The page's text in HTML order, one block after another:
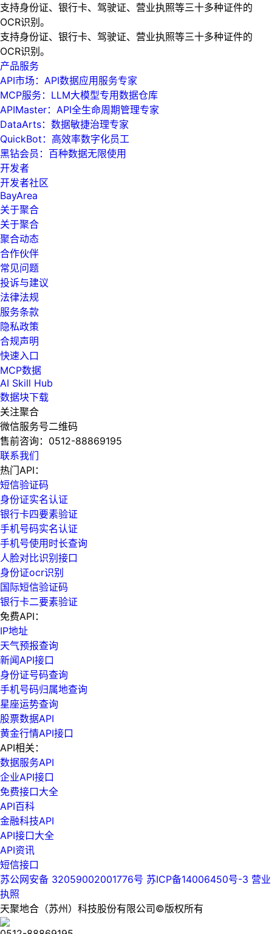
支持身份证、银行卡、驾驶证、营业执照等三十多种证件的
OCR识别。
支持身份证、银行卡、驾驶证、营业执照等三十多种证件的
OCR识别。
产品服务
API市场：API数据应用服务专家
MCP服务：LLM大模型专用数据仓库
APIMaster：API全生命周期管理专家
DataArts：数据敏捷治理专家
QuickBot：高效率数字化员工
黑钻会员：百种数据无限使用
开发者
开发者社区
BayArea
关于聚合
关于聚合
聚合动态
合作伙伴
常见问题
投诉与建议
法律法规
服务条款
隐私政策
合规声明
快速入口
MCP数据
AI Skill Hub
数据块下载
关注聚合
微信服务号二维码
售前咨询： 0512-88869195
联系我们
热门API：
短信验证码
身份证实名认证
银行卡四要素验证
手机号码实名认证
手机号使用时长查询
人脸对比识别接口
身份证ocr识别
国际短信验证码
银行卡二要素验证
免费API：
IP地址
天气预报查询
新闻API接口
身份证号码查询
手机号码归属地查询
星座运势查询
股票数据API
黄金行情API接口
API相关：
数据服务API
企业API接口
免费接口大全
API百科
金融科技API
API接口大全
API资讯
短信接口
苏公网安备 32059002001776号 苏ICP备14006450号-3 营业
执照
天聚地合（苏州）科技股份有限公司©版权所有